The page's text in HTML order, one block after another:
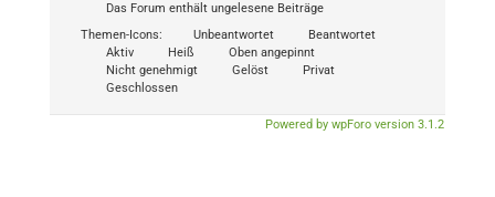
Das Forum enthält ungelesene Beiträge
Themen-Icons:
Unbeantwortet
Beantwortet
Aktiv
Heiß
Oben angepinnt
Nicht genehmigt
Gelöst
Privat
Geschlossen
Powered by wpForo version 3.1.2